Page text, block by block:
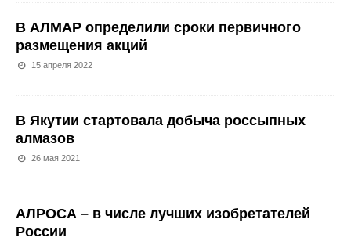
В АЛМАР определили сроки первичного
размещения акций
15 апреля 2022
В Якутии стартовала добыча россыпных
алмазов
26 мая 2021
АЛРОСА – в числе лучших изобретателей
России